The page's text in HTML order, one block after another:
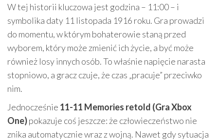
W tej historii kluczowa jest godzina – 11:00 – i
symbolika daty 11 listopada 1916 roku. Gra prowadzi
do momentu, w którym bohaterowie staną przed
wyborem, który może zmienić ich życie, a być może
również losy innych osób. To właśnie napięcie narasta
stopniowo, a gracz czuje, że czas „pracuje” przeciwko
nim.
Jednocześnie 11-11 Memories retold (Gra Xbox
One)pokazuje coś jeszcze: że człowieczeństwo nie
znika automatycznie wraz z wojną. Nawet gdy sytuacja